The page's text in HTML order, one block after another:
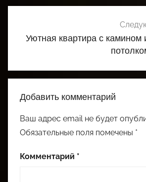
Уютная квартира с камином
Добавить комментарий
Ваш адрес email не будет
Обязательные поля помечены *
Комментарий *